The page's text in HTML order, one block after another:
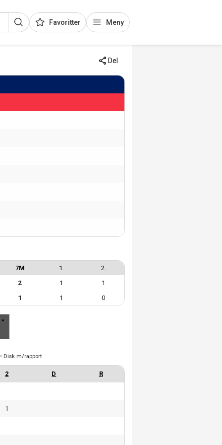
Favoritter Meny
Del
7M 1. 2.
2 1
1
1 1 0
1
Disk m/rapport